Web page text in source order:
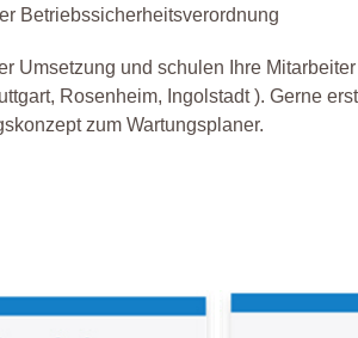
Betriebssicherheitsverordnung
Umsetzung und schulen Ihre
Rosenheim, Ingolstadt ). Gerne
zum Wartungsplaner.